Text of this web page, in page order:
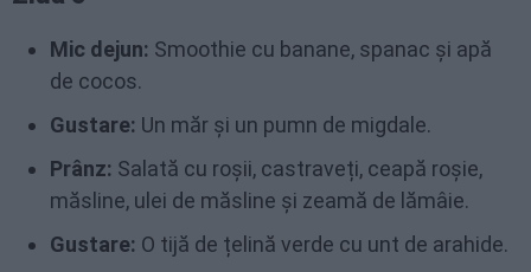
Mic dejun: Smoothie cu banane, spanac și apă
de cocos.
Gustare: Un măr și un pumn de migdale.
Prânz: Salată cu roșii, castraveți, ceapă roșie,
măsline, ulei de măsline și zeamă de lămâie.
Gustare: O tijă de țelină verde cu unt de arahide.